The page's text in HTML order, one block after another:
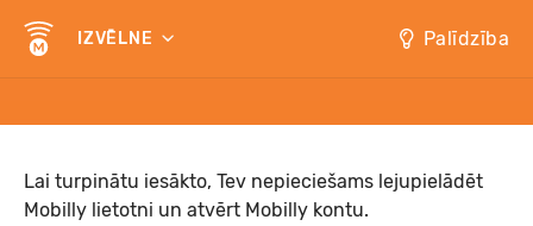
IZVĒLNE Palīdzība
Lai turpinātu iesākto, Tev nepieciešams lejupielādēt
Mobilly lietotni un atvērt Mobilly kontu.